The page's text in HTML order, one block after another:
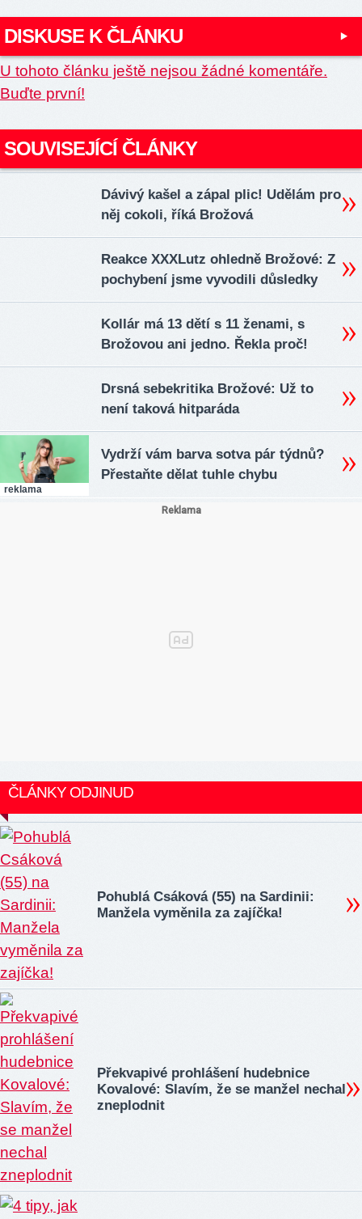
DISKUSE K ČLÁNKU
U tohoto článku ještě nejsou žádné komentáře.
Buďte první!
SOUVISEJÍCÍ ČLÁNKY
Dávivý kašel a zápal plic! Udělám pro
něj cokoli, říká Brožová
Reakce XXXLutz ohledně Brožové: Z
pochybení jsme vyvodili důsledky
Kollár má 13 dětí s 11 ženami, s
Brožovou ani jedno. Řekla proč!
Drsná sebekritika Brožové: Už to
není taková hitparáda
reklama
Vydrží vám barva sotva pár týdnů?
Přestaňte dělat tuhle chybu
ČLÁNKY ODJINUD
Pohublá Csáková (55) na Sardinii:
Manžela vyměnila za zajíčka!
Překvapivé prohlášení hudebnice
Kovalové: Slavím, že se manžel nechal
zneplodnit